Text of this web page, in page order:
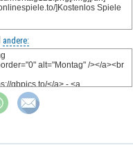
andere: